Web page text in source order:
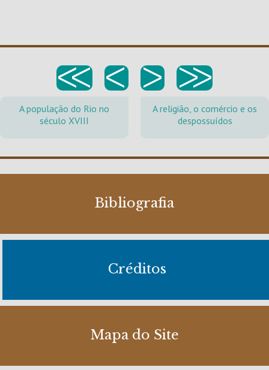
<< < > >>
A população do Rio no
século XVIII
A religião, o comércio e os
despossuídos
Bibliografia
Créditos
Mapa do Site